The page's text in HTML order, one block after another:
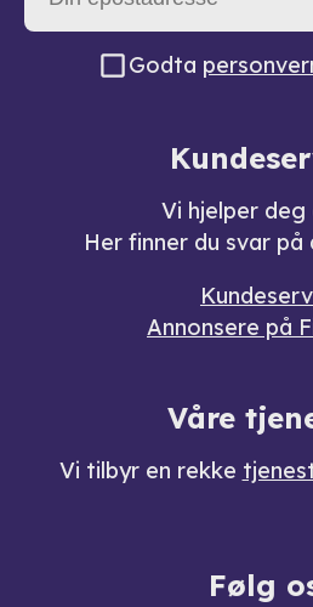
Godta
Vi hjelper deg
Her finner du svar på
Annonsere på
Våre
Vi tilbyr en rekke
Følg